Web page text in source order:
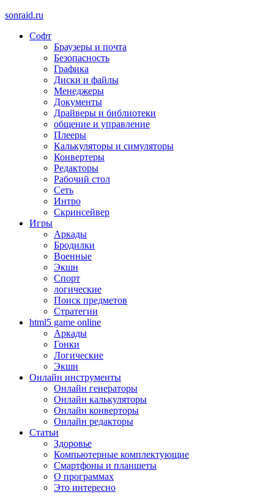
sonraid.ru
Скачивай программы, мини игры
Софт
Браузеры и почта
Безопасность
Графика
Диски и файлы
Менеджеры
Документы
Драйверы и библиотеки
общение и управление
Плееры
Калькуляторы и симуляторы
Конвертеры
Редакторы
Рабочий стол
Сеть
Интро
Скринсейвер
Игры
Аркады
Бродилки
Военные
Экшн
Спорт
логические
Поиск предметов
Стратегии
html5 game online
Аркады
Гонки
Логические
Экшн
Онлайн инструменты
Онлайн генераторы
Онлайн калькуляторы
Онлайн конверторы
Онлайн редакторы
Статьи
Здоровье
Компьютерные комплектующие
Смартфоны и планшеты
О программах
Это интересно